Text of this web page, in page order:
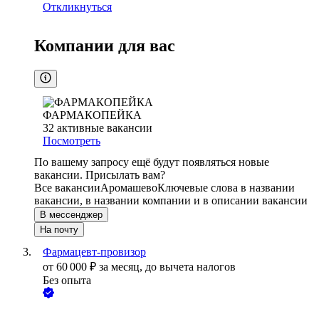
Откликнуться
Компании для вас
ФАРМАКОПЕЙКА
32 активные вакансии
Посмотреть
По вашему запросу ещё будут появляться новые
вакансии. Присылать вам?
Все вакансииАромашевоКлючевые слова в названии
вакансии, в названии компании и в описании вакансии
В мессенджер
На почту
Фармацевт-провизор
от 60 000 ₽ за месяц, до вычета налогов
Без опыта